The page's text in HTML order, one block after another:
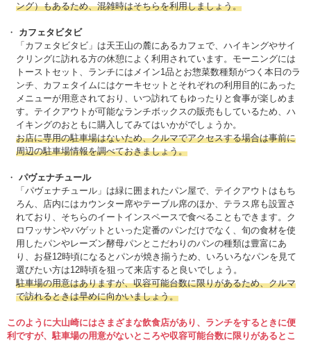
ング）もあるため、混雑時はそちらを利用しましょう。
カフェタビタビ
「カフェタビタビ」は天王山の麓にあるカフェで、ハイキングやサイ
クリングに訪れる方の休憩によく利用されています。モーニングには
トーストセット、ランチにはメイン1品とお惣菜数種類がつく本日のラ
ンチ、カフェタイムにはケーキセットとそれぞれの利用目的にあった
メニューが用意されており、いつ訪れてもゆったりと食事が楽しめま
す。テイクアウトが可能なランチボックスの販売もしているため、ハ
イキングのおともに購入してみてはいかがでしょうか。
お店に専用の駐車場はないため、クルマでアクセスする場合は事前に
周辺の駐車場情報を調べておきましょう。
パヴェナチュール
「パヴェナチュール」は緑に囲まれたパン屋で、テイクアウトはもち
ろん、店内にはカウンター席やテーブル席のほか、テラス席も設置さ
れており、そちらのイートインスペースで食べることもできます。ク
ロワッサンやバゲットといった定番のパンだけでなく、旬の食材を使
用したパンやレーズン酵母パンとこだわりのパンの種類は豊富にあ
り、お昼12時頃になるとパンが焼き揃うため、いろいろなパンを見て
選びたい方は12時頃を狙って来店すると良いでしょう。
駐車場の用意はありますが、収容可能台数に限りがあるため、クルマ
で訪れるときは早めに向かいましょう。
このように大山崎にはさまざまな飲食店があり、ランチをするときに便
利ですが、駐車場の用意がないところや収容可能台数に限りがあるとこ